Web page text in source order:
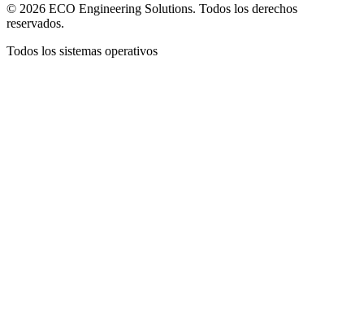
© 2026 ECO Engineering Solutions. Todos los derechos
reservados.
Todos los sistemas operativos